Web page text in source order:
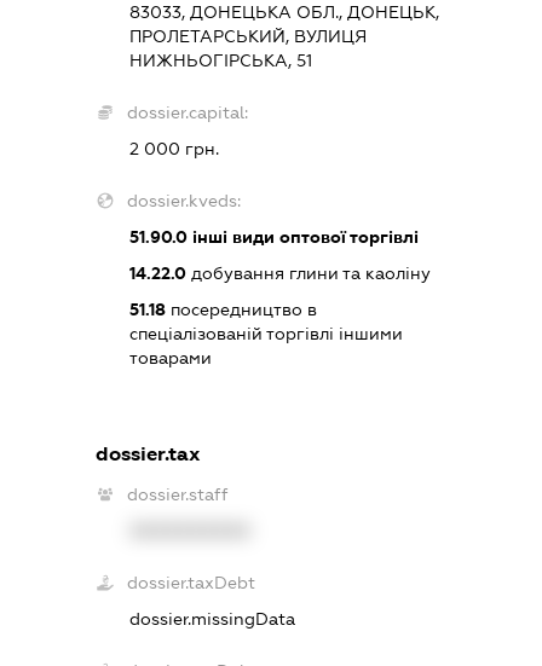
83033, ДОНЕЦЬКА ОБЛ., ДОНЕЦЬК,
ПРОЛЕТАРСЬКИЙ, ВУЛИЦЯ
НИЖНЬОГІРСЬКА, 51
dossier.capital:
2 000 грн.
dossier.kveds:
51.90.0 інші види оптової торгівлі
14.22.0 добування глини та каоліну
51.18 посередництво в
спеціалізованій торгівлі іншими
товарами
dossier.tax
dossier.staff
dossier.taxDebt
dossier.missingData